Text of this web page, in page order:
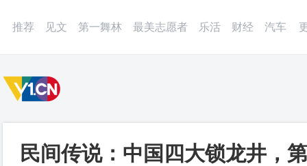
推荐 见文 第一舞林 最美志愿者 乐活 财经 汽车
民间传说：中国四大锁龙井，